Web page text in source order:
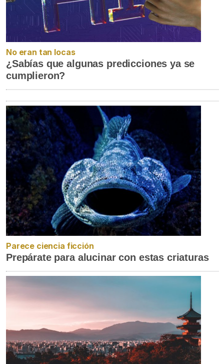
No eran tan locas
¿Sabías que algunas predicciones ya se
cumplieron?
Parece ciencia ficción
Prepárate para alucinar con estas criaturas